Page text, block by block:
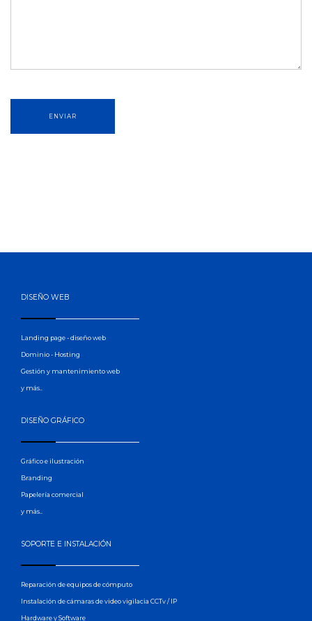
DISEÑO WEB
Landing page - diseño web
Dominio - Hosting
Gestión y mantenimiento web
y más..
DISEÑO GRÁFICO
Gráfico e ilustración
Branding
Papelería comercial
y más..
SOPORTE E INSTALACIÓN
Reparación de equipos de cómputo
Instalación de cámaras de video vigilacia CCTv / IP
Hardware y Software